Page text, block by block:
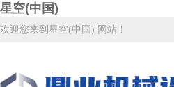
星空(中国)
欢迎您来到星空(中国) 网站！